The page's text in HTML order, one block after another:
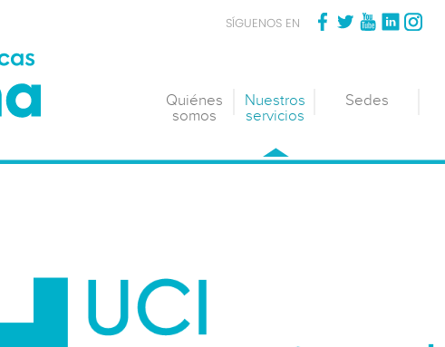
SÍGUENOS EN
Quiénes
somos
Nuestros
servicios
Sedes